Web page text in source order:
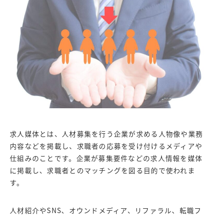
求人媒体とは、人材募集を行う企業が求める人物像や業務
内容などを掲載し、求職者の応募を受け付けるメディアや
仕組みのことです。企業が募集要件などの求人情報を媒体
に掲載し、求職者とのマッチングを図る目的で使われま
す。
人材紹介やSNS、オウンドメディア、リファラル、転職フ